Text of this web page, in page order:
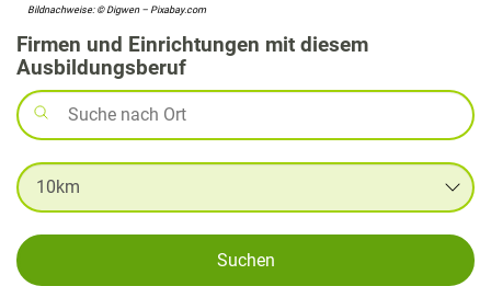
Bildnachweise: © Digwen – Pixabay.com
Firmen und Einrichtungen mit diesem
Ausbildungsberuf
Suchen